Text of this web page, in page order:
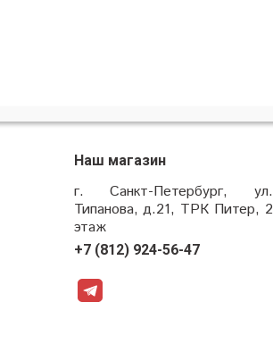
Наш магазин
г. Санкт-Петербург, ул.
Типанова, д.21, ТРК Питер, 2
этаж
+7 (812) 924-56-47